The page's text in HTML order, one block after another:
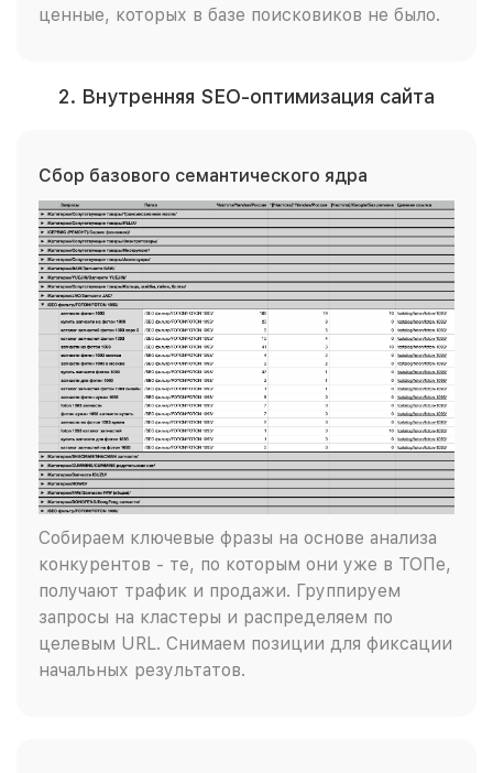
ценные, которых в базе поисковиков не было.
2. Внутренняя SEO-оптимизация сайта
Сбор базового семантического ядра
Собираем ключевые фразы на основе анализа
конкурентов - те, по которым они уже в ТОПе,
получают трафик и продажи. Группируем
запросы на кластеры и распределяем по
целевым URL. Снимаем позиции для фиксации
начальных результатов.